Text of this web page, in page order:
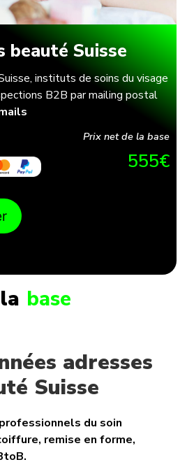
beauté Suisse
instituts de soins du visage
B2B par mailing postal
Prix net de la base
555€
base
adresses
Suisse
du soin
remise en forme,